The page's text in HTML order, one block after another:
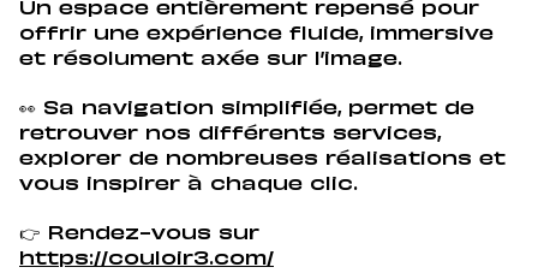
Un espace entièrement repensé pour
offrir une expérience fluide, immersive
et résolument axée sur l’image.
👀 Sa navigation simplifiée, permet de
retrouver nos différents services,
explorer de nombreuses réalisations et
vous inspirer à chaque clic.
👉 Rendez-vous sur
https://couloir3.com/